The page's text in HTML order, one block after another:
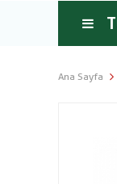
Ana Sayfa